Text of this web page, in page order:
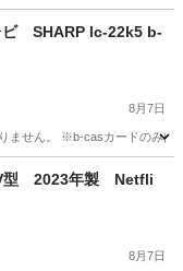
SHARP lc-22k5 b-
8月7日
ません。 ※b-casカードのみ
ド
型 2023年製 Netfli
8月7日